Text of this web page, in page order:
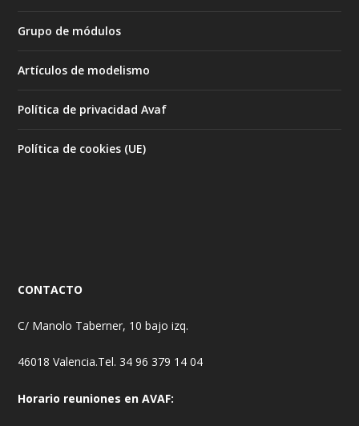
Grupo de módulos
Artículos de modelismo
Política de privacidad Avaf
Política de cookies (UE)
CONTACTO
C/ Manolo Taberner, 10 bajo izq.
46018 Valencia.Tel. 34 96 379 14 04
Horario reuniones en AVAF: